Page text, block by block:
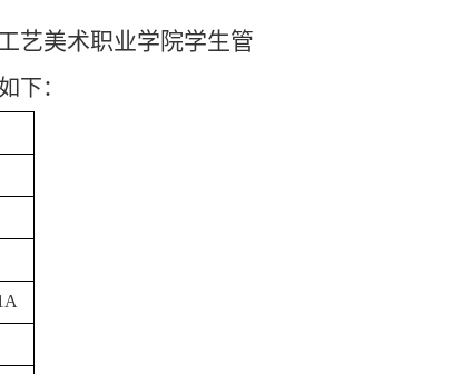
工艺美术职业学院学生管
下：